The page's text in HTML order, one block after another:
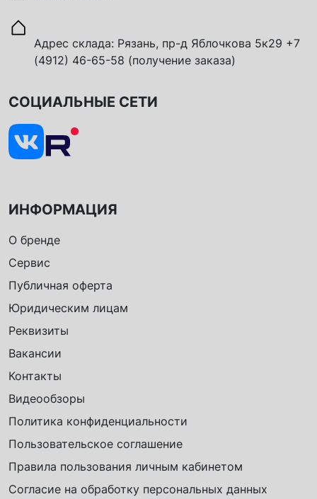
Адрес склада: Рязань, пр-д Яблочкова 5к29 +7
(4912) 46-65-58 (получение заказа)
ИНФОРМАЦИЯ
О бренде
Сервис
Публичная оферта
Юридическим лицам
Реквизиты
Вакансии
Контакты
Видеообзоры
Политика конфиденциальности
Пользовательское соглашение
Правила пользования личным кабинетом
Согласие на обработку персональных данных
СОЦИАЛЬНЫЕ СЕТИ